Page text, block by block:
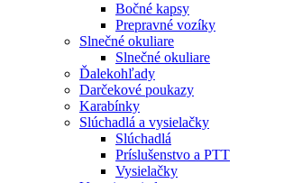
Bočné kapsy
Prepravné vozíky
Slnečné okuliare
Slnečné okuliare
Ďalekohľady
Darčekové poukazy
Karabínky
Slúchadlá a vysielačky
Slúchadlá
Príslušenstvo a PTT
Vysielačky